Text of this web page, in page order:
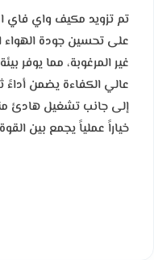
تم تزويد مكيف واي فاي
على تحسين جودة الهواء
غير المرغوبة، مما يوفر
عالي الكفاءة يضمن أداءً
إلى جانب تشغيل هادئ
خياراً عملياً يجمع بين